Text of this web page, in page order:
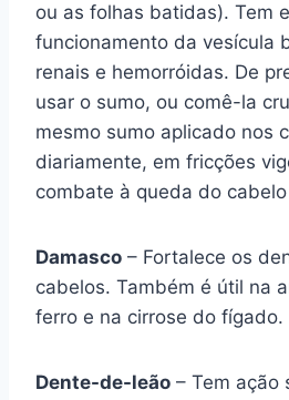
ou as folhas batidas). Tem
funcionamento da vesícula
renais e hemorróidas. De
usar o sumo, ou comê-la
mesmo sumo aplicado nos
diariamente, em fricções
combate à queda do
Damasco – Fortalece os
cabelos. Também é útil na
ferro e na cirrose do fígado.
Dente-de-leão – Tem ação